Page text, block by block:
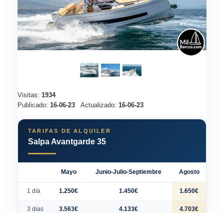
Visitas: 1934
Publicado: 16-06-23 Actualizado: 16-06-23
TARIFAS DE ALQUILER
Salpa Avantgarde 35
Mayo Junio-Julio-Septiembre Agosto
1 día 1.250€ 1.450€ 1.650€
3 dias 3.563€ 4.133€ 4.703€